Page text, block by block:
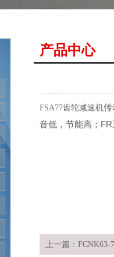
产品中心
FSA77齿轮减速机传
音低，节能高；
上一篇： FCNK63-